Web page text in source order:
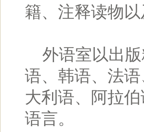
籍、注释读物
外语室以出版
语、韩语、法
大利语、阿拉
语言。